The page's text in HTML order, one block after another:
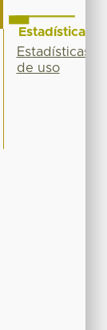
Estadísticas
Estadísticas
de uso